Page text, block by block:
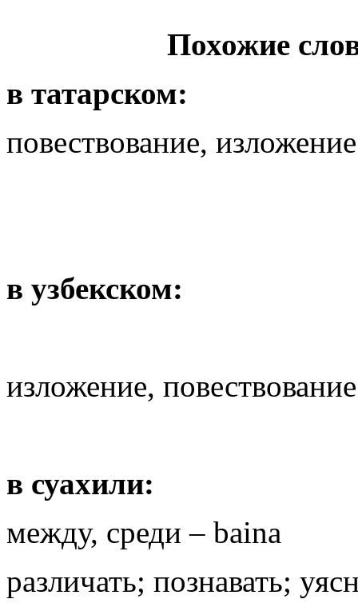
Похожие
в татарском:
повествование,
в узбекском:
изложение,
в суахили:
между, среди – baina
различать; познавать;